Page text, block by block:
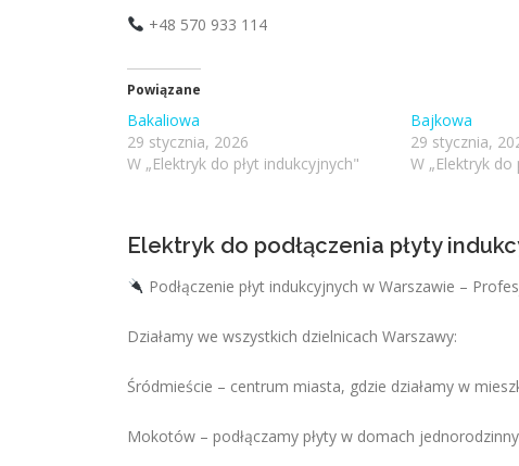
+48 570 933 114
Powiązane
Bakaliowa
29 stycznia, 2026
W „Elektryk do płyt indukcyjnych"
Bajkowa
29 stycznia,
W „Elektryk do
Elektryk do podłączenia płyty
Podłączenie płyt indukcyjnych w Warszawie –
Działamy we wszystkich dzielnicach Warszawy:
Śródmieście – centrum miasta, gdzie działamy w
Mokotów – podłączamy płyty w domach